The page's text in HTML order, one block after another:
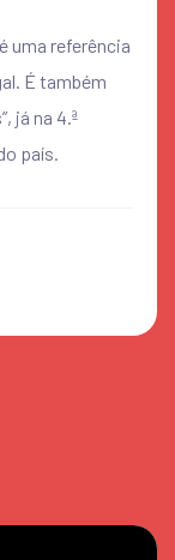
uma referência
É também
já na 4.ª
país.